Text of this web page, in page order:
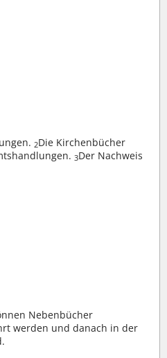
2Die Kirchenbücher
3Der Nachweis
Nebenbücher
werden und danach in der